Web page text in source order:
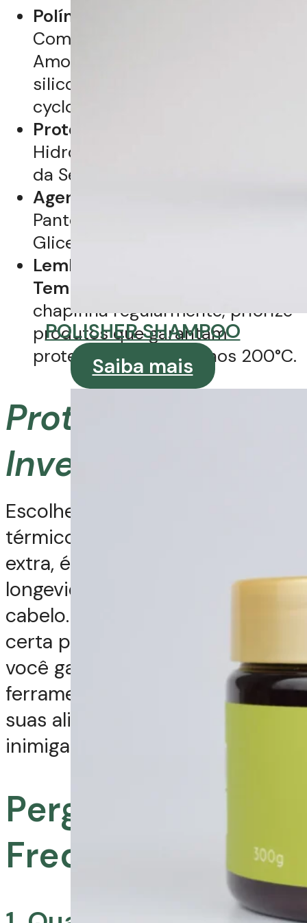
POLISHER SHAMPOO
Saiba mais
Polímeros Termoprotetores:
Como Polyquaternium-37,
Amodimethicone (e outros
silicones nobres ,
cyclopentasiloxane).
Proteínas:
Hidrolisada, Proteína do Trigo ou
da Seda.
Agentes de Umectação:
Pantenol (Pró-Vitamina B5) e
Glicerina.
Lembre-se do Fator
Temperatura:
chapinha regularmente, priorize
produtos que garantam
proteção até pelo menos 200°C.
Proteção é
Investimento
Escolher um bom protetor
térmico não é apenas um custo
extra, é um investimento na
longevidade e saúde do seu
cabelo. Ao escolher a fórmula
certa para o seu tipo de fio,
você garante que as
ferramentas térmicas sejam
suas aliadas na finalização, e não
inimigas da sua fibra capilar.
Perguntas
Frequentes: